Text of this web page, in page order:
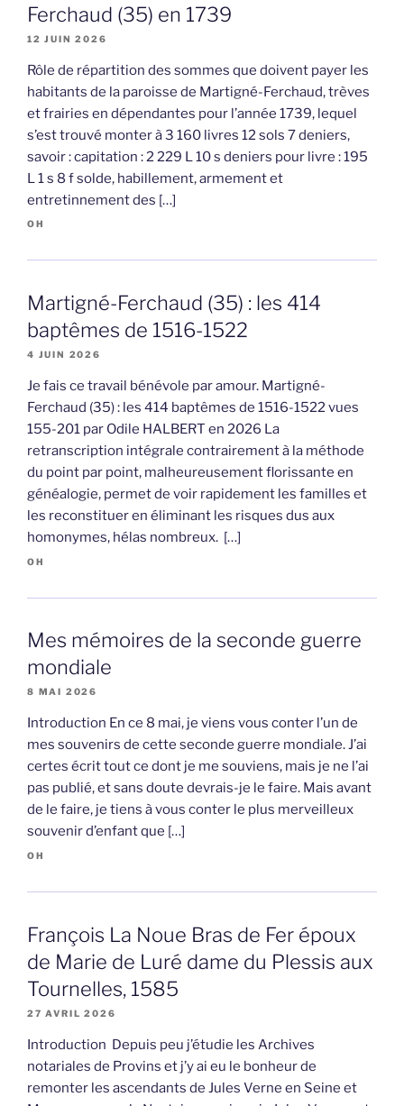
Ferchaud (35) en 1739
12 JUIN 2026
Rôle de répartition des sommes que doivent payer les
habitants de la paroisse de Martigné-Ferchaud, trèves
et frairies en dépendantes pour l’année 1739, lequel
s’est trouvé monter à 3 160 livres 12 sols 7 deniers,
savoir : capitation : 2 229 L 10 s deniers pour livre : 195
L 1 s 8 f solde, habillement, armement et
entretinnement des […]
OH
Martigné-Ferchaud (35) : les 414
baptêmes de 1516-1522
4 JUIN 2026
Je fais ce travail bénévole par amour. Martigné-
Ferchaud (35) : les 414 baptêmes de 1516-1522 vues
155-201 par Odile HALBERT en 2026 La
retranscription intégrale contrairement à la méthode
du point par point, malheureusement florissante en
généalogie, permet de voir rapidement les familles et
les reconstituer en éliminant les risques dus aux
homonymes, hélas nombreux. […]
OH
Mes mémoires de la seconde guerre
mondiale
8 MAI 2026
Introduction En ce 8 mai, je viens vous conter l’un de
mes souvenirs de cette seconde guerre mondiale. J’ai
certes écrit tout ce dont je me souviens, mais je ne l’ai
pas publié, et sans doute devrais-je le faire. Mais avant
de le faire, je tiens à vous conter le plus merveilleux
souvenir d’enfant que […]
OH
François La Noue Bras de Fer époux
de Marie de Luré dame du Plessis aux
Tournelles, 1585
27 AVRIL 2026
Introduction Depuis peu j’étudie les Archives
notariales de Provins et j’y ai eu le bonheur de
remonter les ascendants de Jules Verne en Seine et